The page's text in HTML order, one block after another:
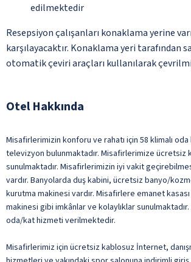
edilmektedir
Resepsiyon çalışanları konaklama yerine
karşılayacaktır. Konaklama yeri tarafından
otomatik çeviri araçları kullanılarak
Otel Hakkında
Misafirlerimizin konforu ve rahatı için 58 klimalı oda
televizyon bulunmaktadır. Misafirlerimize ücretsiz
sunulmaktadır. Misafirlerimizin iyi vakit
vardır. Banyolarda duş kabini, ücretsiz banyo/
kurutma makinesi vardır. Misafirlere emanet
makinesi gibi imkânlar ve kolaylıklar
oda/kat hizmeti verilmektedir.
Misafirlerimiz için ücretsiz kablosuz İnternet,